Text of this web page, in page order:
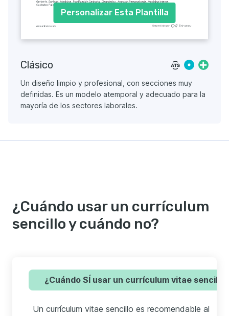
Personalizar Esta Plantilla
Clásico
Un diseño limpio y profesional, con secciones muy
definidas. Es un modelo atemporal y adecuado para la
mayoría de los sectores laborales.
¿Cuándo usar un currículum
sencillo y cuándo no?
¿Cuándo SÍ usar un currículum vitae sencillo?
Un currículum vitae sencillo es recomendable al